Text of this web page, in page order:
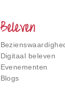
Beleven
Digitaal beleven
Evenementen
Blogs